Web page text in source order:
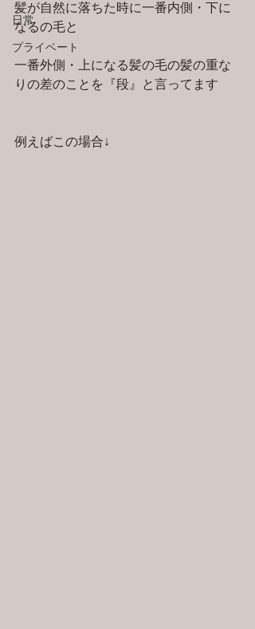
日常
プライベート
髪が自然に落ちた時に一番内側・下に
なるの毛と
一番外側・上になる髪の毛の髪の重な
りの差のことを『段』と言ってます
例えばこの場合↓